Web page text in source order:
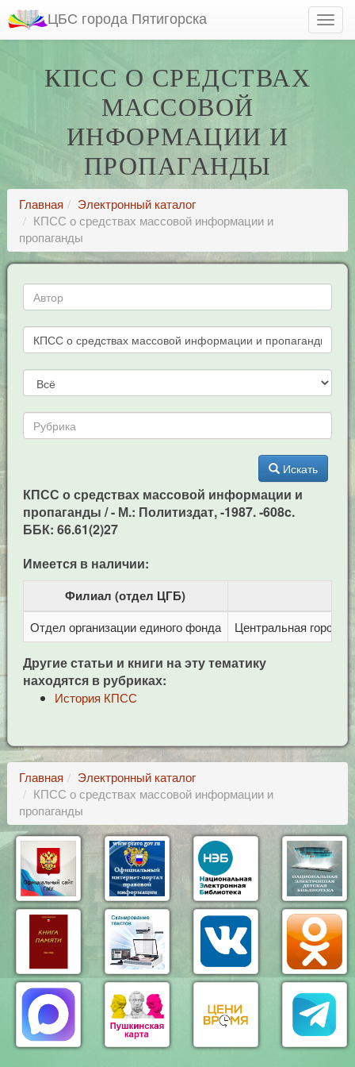
ЦБС города Пятигорска
КПСС О СРЕДСТВАХ
МАССОВОЙ
ИНФОРМАЦИИ И
ПРОПАГАНДЫ
Главная
Электронный каталог
КПСС о средствах массовой информации и
пропаганды
Искать
КПСС о средствах массовой информации и
пропаганды / - М.: Политиздат, -1987. -608c.
ББК: 66.61(2)27
Имеется в наличии:
Филиал (отдел ЦГБ)
Отдел организации единого фонда Центральная
Другие статьи и книги на эту тематику
находятся в рубриках:
История КПСС
Главная
Электронный каталог
КПСС о средствах массовой информации и
пропаганды